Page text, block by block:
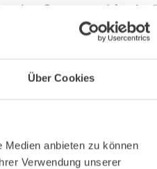
Über Cookies
anbieten zu können
Verwendung unserer
des Sonographie-
werden und anmelden